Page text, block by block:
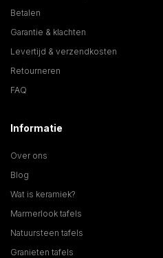
Betalen
Garantie & klachten
Levertijd & verzendkosten
Retourneren
FAQ
Informatie
Over ons
Blog
Wat is keramiek?
Marmerlook tafels
Natuursteen tafels
Granieten tafels